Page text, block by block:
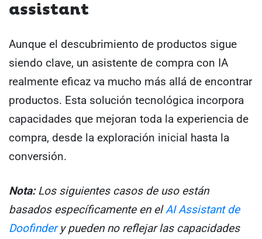
assistant
Aunque el descubrimiento de productos sigue
siendo clave, un asistente de compra con IA
realmente eficaz va mucho más allá de encontrar
productos. Esta solución tecnológica incorpora
capacidades que mejoran toda la experiencia de
compra, desde la exploración inicial hasta la
conversión.
Nota:Los siguientes casos de uso están
basados específicamente en elAI Assistant de
Doofindery pueden no reflejar las capacidades